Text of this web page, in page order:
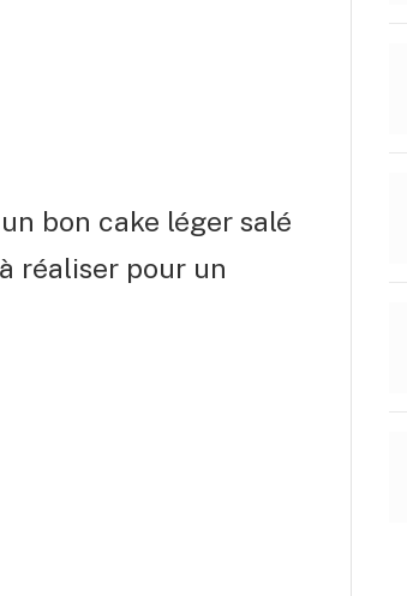
bon cake léger salé
réaliser pour un